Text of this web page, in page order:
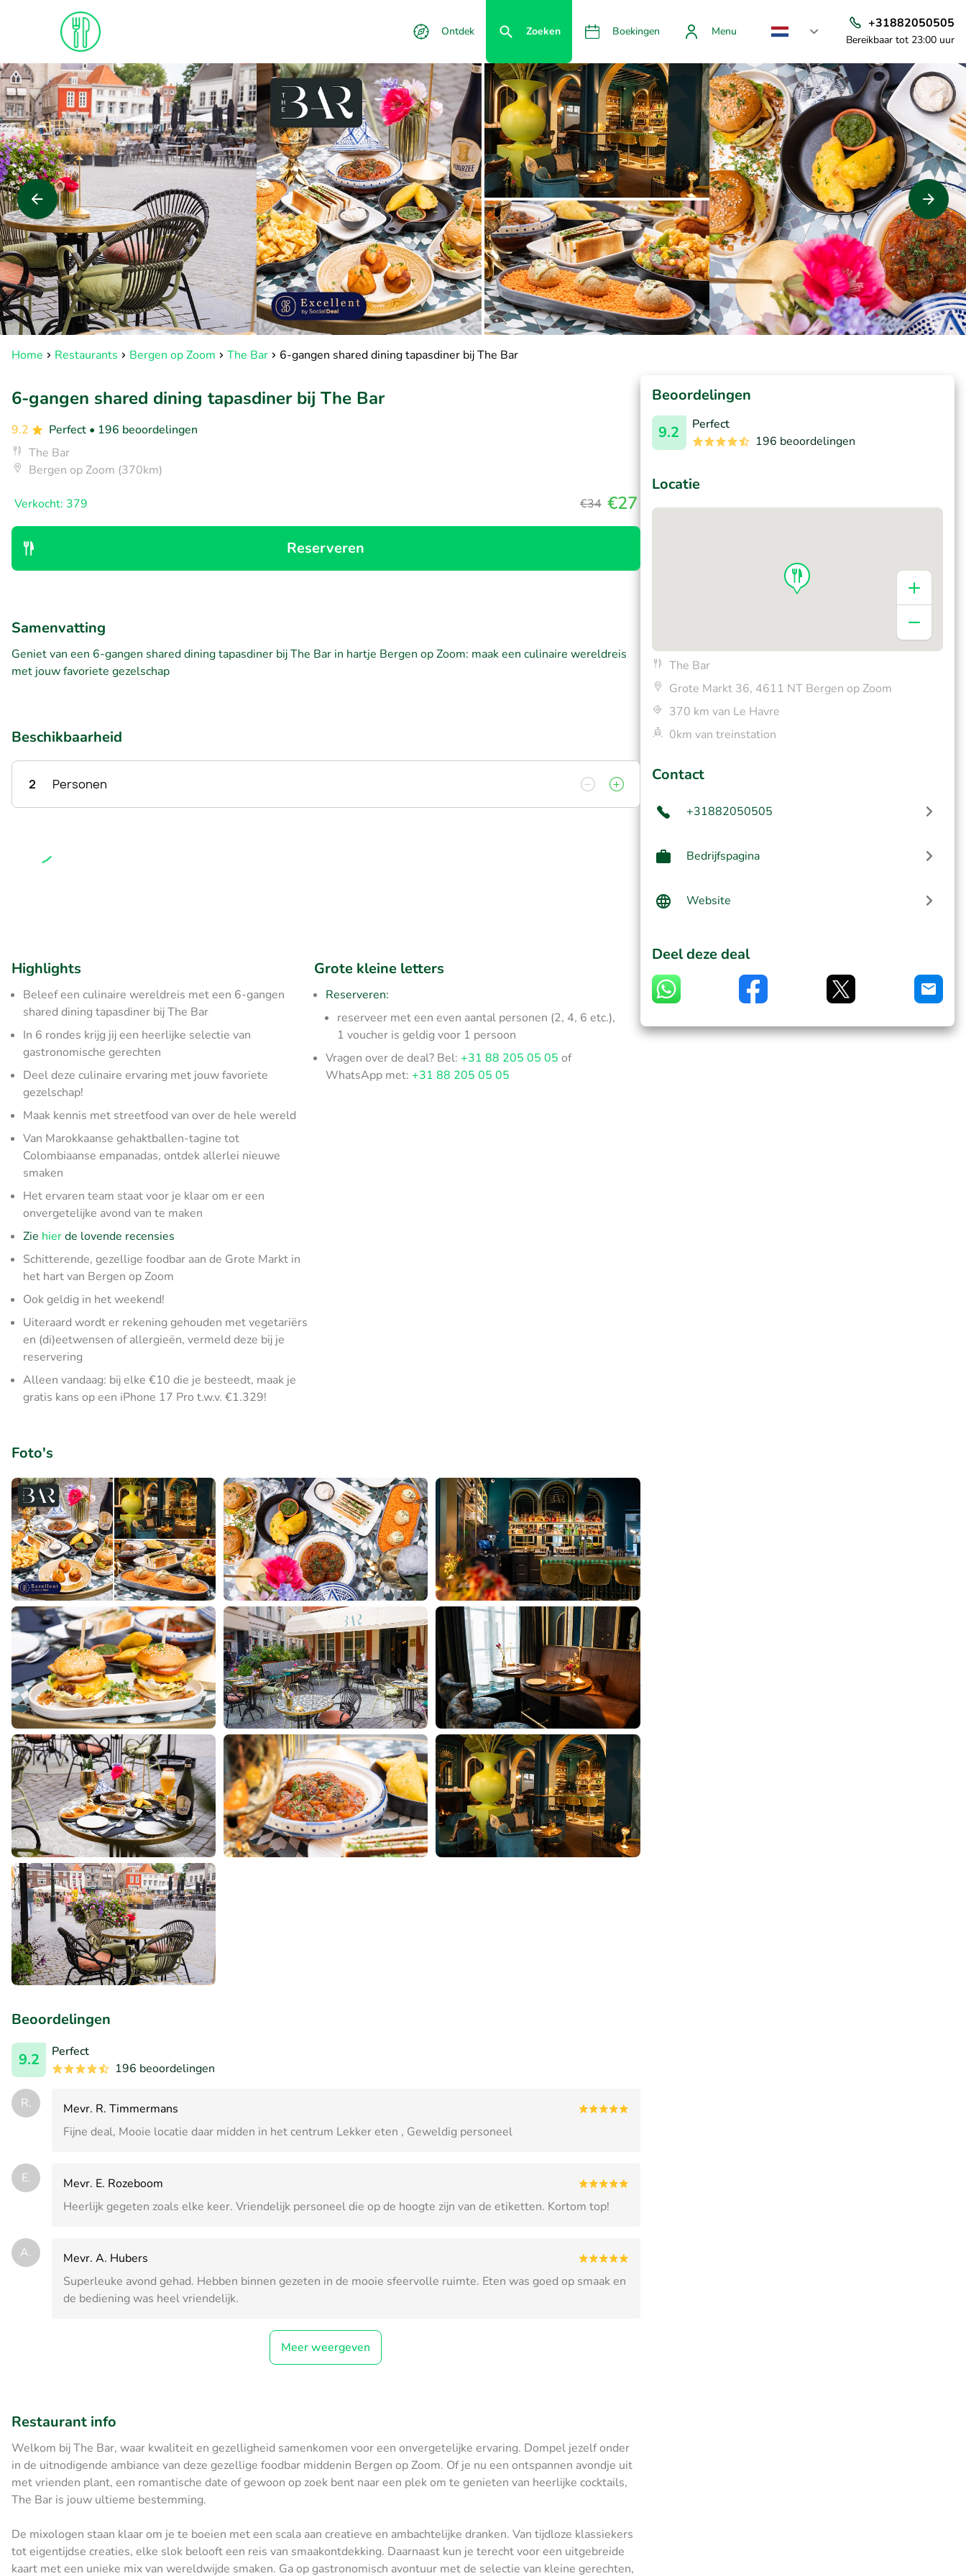
Ontdek Zoeken Boekingen Menu
+31882050505
Bereikbaar tot 23:00 uur
Home Restaurants Bergen op Zoom The Bar 6-gangen shared dining tapasdiner bij The Bar
6-gangen shared dining tapasdiner bij The Bar
9.2 Perfect • 196 beoordelingen
The Bar
Bergen op Zoom (370km)
Verkocht: 379 €34 €27
Reserveren
Samenvatting
Geniet van een 6-gangen shared dining tapasdiner bij The Bar in hartje Bergen op Zoom: maak een culinaire wereldreis
met jouw favoriete gezelschap
Beschikbaarheid
2 Personen
Highlights
Beleef een culinaire wereldreis met een 6-gangen
shared dining tapasdiner bij The Bar
In 6 rondes krijg jij een heerlijke selectie van
gastronomische gerechten
Deel deze culinaire ervaring met jouw favoriete
gezelschap!
Maak kennis met streetfood van over de hele wereld
Van Marokkaanse gehaktballen-tagine tot
Colombiaanse empanadas, ontdek allerlei nieuwe
smaken
Het ervaren team staat voor je klaar om er een
onvergetelijke avond van te maken
Zie hierde lovende recensies
Schitterende, gezellige foodbar aan de Grote Markt in
het hart van Bergen op Zoom
Ook geldig in het weekend!
Uiteraard wordt er rekening gehouden met vegetariërs
en (di)eetwensen of allergieën, vermeld deze bij je
reservering
Alleen vandaag: bij elke €10 die je besteedt, maak je
gratis kans op een iPhone 17 Pro t.w.v. €1.329!
Grote kleine letters
Reserveren:
reserveer met een even aantal personen (2, 4, 6 etc.),
1 voucher is geldig voor 1 persoon
Vragen over de deal? Bel:+31 88 205 05 05 of
WhatsApp met:+31 88 205 05 05
Foto's
Beoordelingen
9.2
Perfect
196 beoordelingen
R.
Mevr. R. Timmermans
Fijne deal, Mooie locatie daar midden in het centrum Lekker eten , Geweldig personeel
E.
Mevr. E. Rozeboom
Heerlijk gegeten zoals elke keer. Vriendelijk personeel die op de hoogte zijn van de etiketten. Kortom top!
A.
Mevr. A. Hubers
Superleuke avond gehad. Hebben binnen gezeten in de mooie sfeervolle ruimte. Eten was goed op smaak en
de bediening was heel vriendelijk.
Meer weergeven
Restaurant info
Welkom bij The Bar, waar kwaliteit en gezelligheid samenkomen voor een onvergetelijke ervaring. Dompel jezelf onder
in de uitnodigende ambiance van deze gezellige foodbar middenin Bergen op Zoom. Of je nu een ontspannen avondje uit
met vrienden plant, een romantische date of gewoon op zoek bent naar een plek om te genieten van heerlijke cocktails,
The Bar is jouw ultieme bestemming.
De mixologen staan ​​klaar om je te boeien met een scala aan creatieve en ambachtelijke dranken. Van tijdloze klassiekers
tot eigentijdse creaties, elke slok belooft een reis van smaakontdekking. Daarnaast kun je terecht voor een uitgebreide
kaart met een unieke mix van wereldwijde smaken. Ga op gastronomisch avontuur met de selectie van kleine gerechten,
Beoordelingen
9.2
Perfect
196 beoordelingen
Locatie
The Bar
Grote Markt 36, 4611 NT Bergen op Zoom
370 km van Le Havre
0km van treinstation
Contact
+31882050505
Bedrijfspagina
Website
Deel deze deal